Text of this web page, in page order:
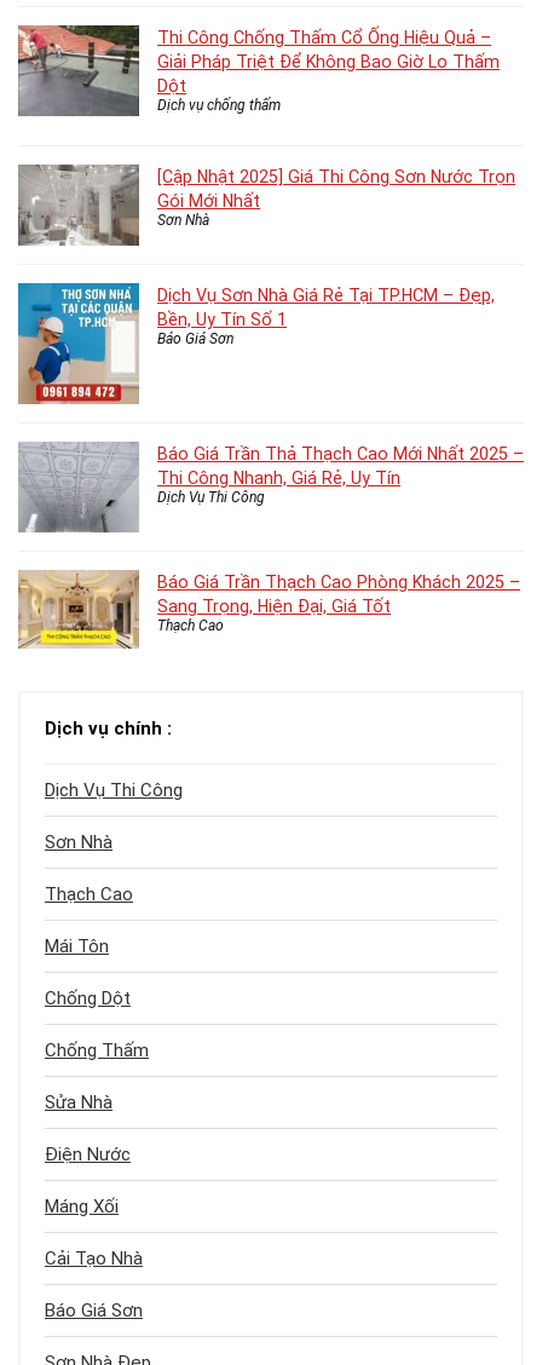
Thi Công Chống Thấm Cổ Ống Hiệu Quả –
Giải Pháp Triệt Để Không Bao Giờ Lo Thấm
Dột
Dịch vụ chống thấm
[Cập Nhật 2025] Giá Thi Công Sơn Nước Trọn
Gói Mới Nhất
Sơn Nhà
Dịch Vụ Sơn Nhà Giá Rẻ Tại TP.HCM – Đẹp,
Bền, Uy Tín Số 1
Báo Giá Sơn
Báo Giá Trần Thả Thạch Cao Mới Nhất 2025 –
Thi Công Nhanh, Giá Rẻ, Uy Tín
Dịch Vụ Thi Công
Báo Giá Trần Thạch Cao Phòng Khách 2025 –
Sang Trọng, Hiện Đại, Giá Tốt
Thạch Cao
Dịch vụ chính :
Dịch Vụ Thi Công
Sơn Nhà
Thạch Cao
Mái Tôn
Chống Dột
Chống Thấm
Sửa Nhà
Điện Nước
Máng Xối
Cải Tạo Nhà
Báo Giá Sơn